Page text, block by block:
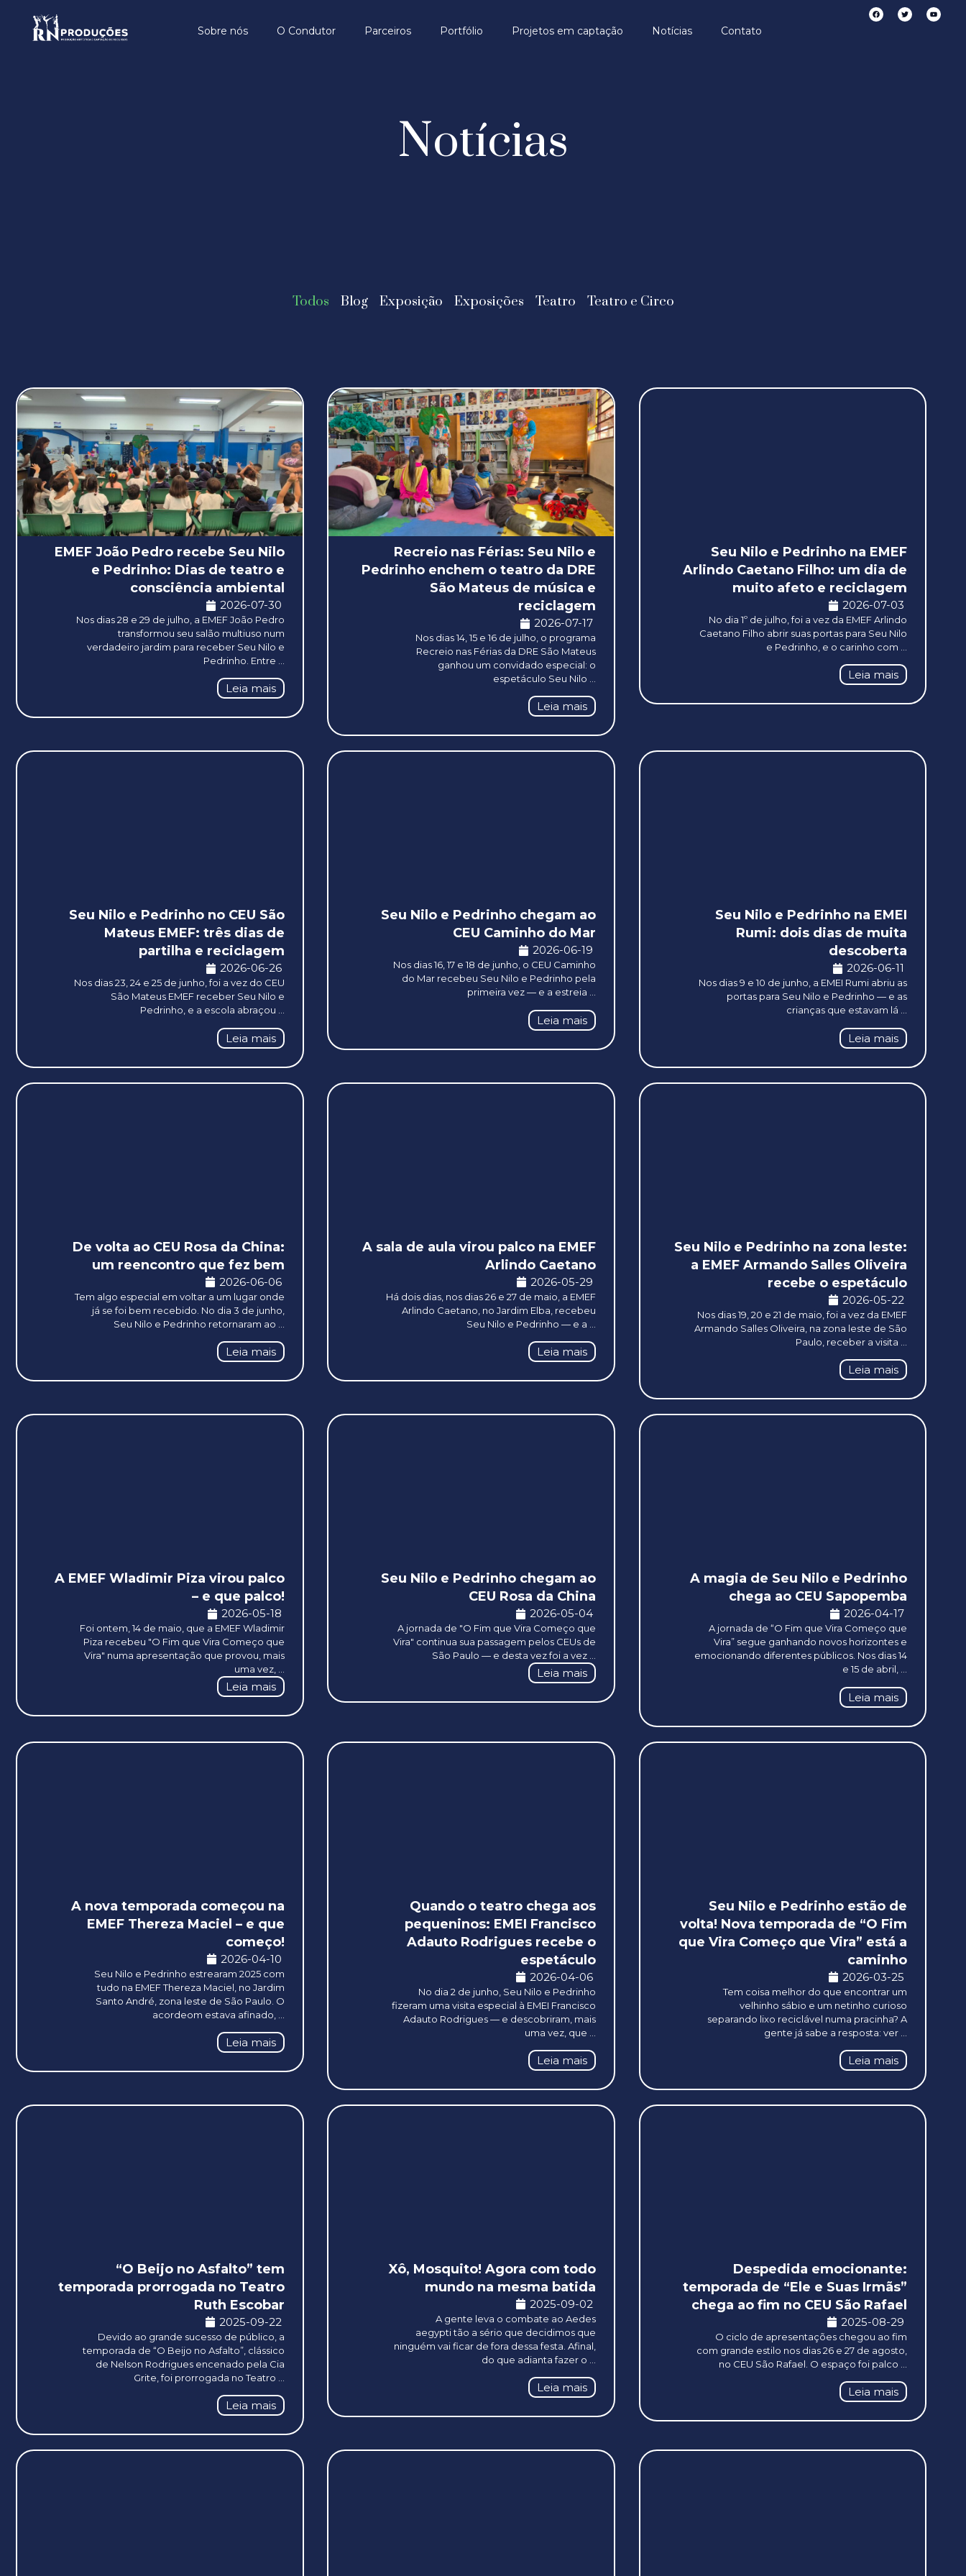
Sobre nós O Condutor Parceiros Portfólio Projetos em captação Notícias Contato
Notícias
Blog Exposição Exposições Teatro Teatro e Circo
Todos
EMEF João Pedro recebe Seu Nilo
e Pedrinho: Dias de teatro e
consciência ambiental
2026-07-30
Nos dias 28 e 29 de julho, a EMEF João Pedro
transformou seu salão multiuso num
verdadeiro jardim para receber Seu Nilo e
Pedrinho. Entre ...
Leia mais
Recreio nas Férias: Seu Nilo e
Pedrinho enchem o teatro da DRE
São Mateus de música e
reciclagem
2026-07-17
Nos dias 14, 15 e 16 de julho, o programa
Recreio nas Férias da DRE São Mateus
ganhou um convidado especial: o
espetáculo Seu Nilo ...
Leia mais
Seu Nilo e Pedrinho na EMEF
Arlindo Caetano Filho: um dia de
muito afeto e reciclagem
2026-07-03
No dia 1º de julho, foi a vez da EMEF Arlindo
Caetano Filho abrir suas portas para Seu Nilo
e Pedrinho, e o carinho com ...
Leia mais
Seu Nilo e Pedrinho no CEU São
Mateus EMEF: três dias de
partilha e reciclagem
2026-06-26
Nos dias 23, 24 e 25 de junho, foi a vez do CEU
São Mateus EMEF receber Seu Nilo e
Pedrinho, e a escola abraçou ...
Leia mais
Seu Nilo e Pedrinho chegam ao
CEU Caminho do Mar
2026-06-19
Nos dias 16, 17 e 18 de junho, o CEU Caminho
do Mar recebeu Seu Nilo e Pedrinho pela
primeira vez — e a estreia ...
Leia mais
Seu Nilo e Pedrinho na EMEI
Rumi: dois dias de muita
descoberta
2026-06-11
Nos dias 9 e 10 de junho, a EMEI Rumi abriu as
portas para Seu Nilo e Pedrinho — e as
crianças que estavam lá ...
Leia mais
De volta ao CEU Rosa da China:
um reencontro que fez bem
2026-06-06
Tem algo especial em voltar a um lugar onde
já se foi bem recebido. No dia 3 de junho,
Seu Nilo e Pedrinho retornaram ao ...
Leia mais
A sala de aula virou palco na EMEF
Arlindo Caetano
2026-05-29
Há dois dias, nos dias 26 e 27 de maio, a EMEF
Arlindo Caetano, no Jardim Elba, recebeu
Seu Nilo e Pedrinho — e a ...
Leia mais
Seu Nilo e Pedrinho na zona leste:
a EMEF Armando Salles Oliveira
recebe o espetáculo
2026-05-22
Nos dias 19, 20 e 21 de maio, foi a vez da EMEF
Armando Salles Oliveira, na zona leste de São
Paulo, receber a visita ...
Leia mais
A EMEF Wladimir Piza virou palco
– e que palco!
2026-05-18
Foi ontem, 14 de maio, que a EMEF Wladimir
Piza recebeu "O Fim que Vira Começo que
Vira" numa apresentação que provou, mais
uma vez, ...
Leia mais
Seu Nilo e Pedrinho chegam ao
CEU Rosa da China
2026-05-04
A jornada de "O Fim que Vira Começo que
Vira" continua sua passagem pelos CEUs de
São Paulo — e desta vez foi a vez ...
Leia mais
A magia de Seu Nilo e Pedrinho
chega ao CEU Sapopemba
2026-04-17
A jornada de “O Fim que Vira Começo que
Vira” segue ganhando novos horizontes e
emocionando diferentes públicos. Nos dias 14
e 15 de abril, ...
Leia mais
A nova temporada começou na
EMEF Thereza Maciel – e que
começo!
2026-04-10
Seu Nilo e Pedrinho estrearam 2025 com
tudo na EMEF Thereza Maciel, no Jardim
Santo André, zona leste de São Paulo. O
acordeom estava afinado, ...
Leia mais
Quando o teatro chega aos
pequeninos: EMEI Francisco
Adauto Rodrigues recebe o
espetáculo
2026-04-06
No dia 2 de junho, Seu Nilo e Pedrinho
fizeram uma visita especial à EMEI Francisco
Adauto Rodrigues — e descobriram, mais
uma vez, que ...
Leia mais
Seu Nilo e Pedrinho estão de
volta! Nova temporada de “O Fim
que Vira Começo que Vira” está a
caminho
2026-03-25
Tem coisa melhor do que encontrar um
velhinho sábio e um netinho curioso
separando lixo reciclável numa pracinha? A
gente já sabe a resposta: ver ...
Leia mais
“O Beijo no Asfalto” tem
temporada prorrogada no Teatro
Ruth Escobar
2025-09-22
Devido ao grande sucesso de público, a
temporada de “O Beijo no Asfalto”, clássico
de Nelson Rodrigues encenado pela Cia
Grite, foi prorrogada no Teatro ...
Leia mais
Xô, Mosquito! Agora com todo
mundo na mesma batida
2025-09-02
A gente leva o combate ao Aedes
aegypti tão a sério que decidimos que
ninguém vai ficar de fora dessa festa. Afinal,
do que adianta fazer o ...
Leia mais
Despedida emocionante:
temporada de “Ele e Suas Irmãs”
chega ao fim no CEU São Rafael
2025-08-29
O ciclo de apresentações chegou ao fim
com grande estilo nos dias 26 e 27 de agosto,
no CEU São Rafael. O espaço foi palco ...
Leia mais